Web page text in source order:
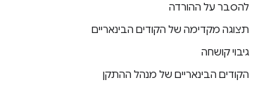
להסבר על ההורדה
תצוגה מקדימה של הקודים הבינאריים
גיבוי קושחה
הקודים הבינאריים של מנהל ההתקן